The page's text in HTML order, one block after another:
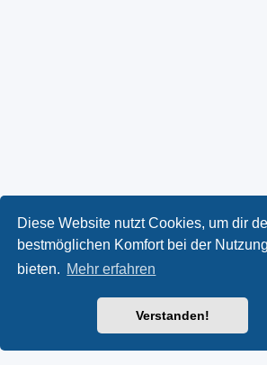
Diese Website nutzt Cookies, um dir
bestmöglichen Komfort bei der
bieten. Mehr erfahren
Verstanden!